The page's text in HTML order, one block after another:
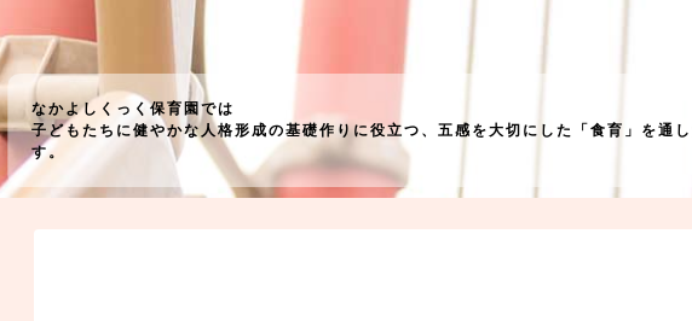
なかよしくっく保育園では
子どもたちに健やかな人格形成の基礎作りに役立つ、五感を大切にした「食育」を通
す。